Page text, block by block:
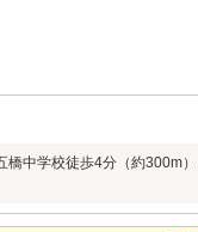
中学校徒歩4分（約300m